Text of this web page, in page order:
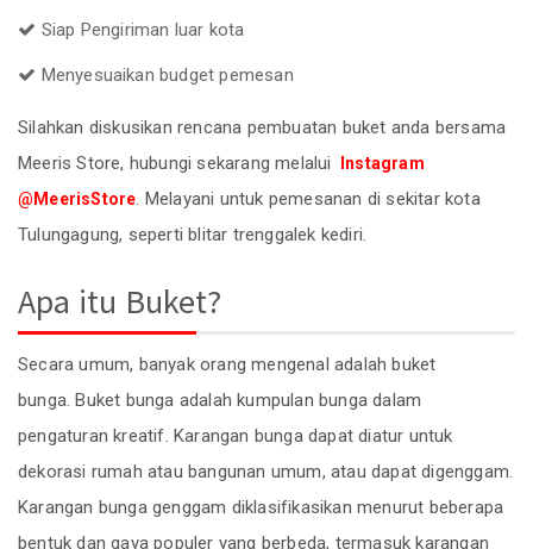
Siap Pengiriman luar kota
Menyesuaikan budget pemesan
Silahkan diskusikan rencana pembuatan buket anda bersama
Meeris Store, hubungi sekarang melalui
Instagram
@MeerisStore. Melayani untuk pemesanan di sekitar kota
Tulungagung, seperti blitar trenggalek kediri.
Apa itu Buket?
Secara umum, banyak orang mengenal adalah buket
bunga. Buket bunga adalah kumpulan bunga dalam
pengaturan kreatif. Karangan bunga dapat diatur untuk
dekorasi rumah atau bangunan umum, atau dapat digenggam.
Karangan bunga genggam diklasifikasikan menurut beberapa
bentuk dan gaya populer yang berbeda, termasuk karangan